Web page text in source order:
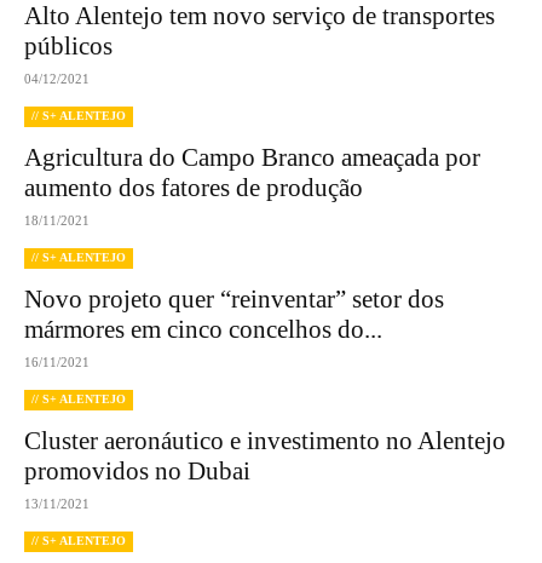
Alto Alentejo tem novo serviço de transportes
públicos
04/12/2021
// S+ ALENTEJO
Agricultura do Campo Branco ameaçada por
aumento dos fatores de produção
18/11/2021
// S+ ALENTEJO
Novo projeto quer “reinventar” setor dos
mármores em cinco concelhos do...
16/11/2021
// S+ ALENTEJO
Cluster aeronáutico e investimento no Alentejo
promovidos no Dubai
13/11/2021
// S+ ALENTEJO